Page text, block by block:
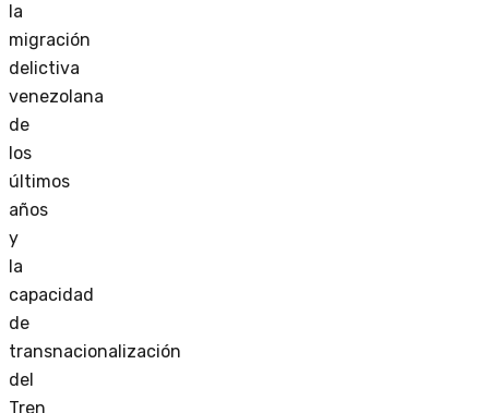
la
migración
delictiva
venezolana
de
los
últimos
años
y
la
capacidad
de
transnacionalización
del
Tren